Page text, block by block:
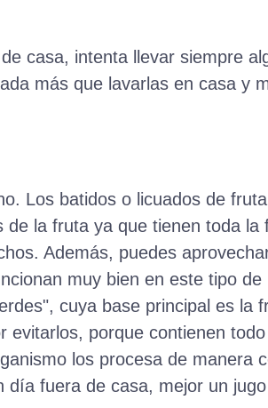
casa, intenta llevar siempre
más que lavarlas en casa y
Los batidos o licuados de
la fruta ya que tienen toda
Además, puedes
muy bien en este tipo
cuya base principal es la
evitarlos, porque contienen
los procesa de manera
fuera de casa, mejor un